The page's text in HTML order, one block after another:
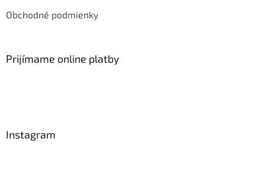
Obchodné podmienky
Prijímame online platby
Instagram